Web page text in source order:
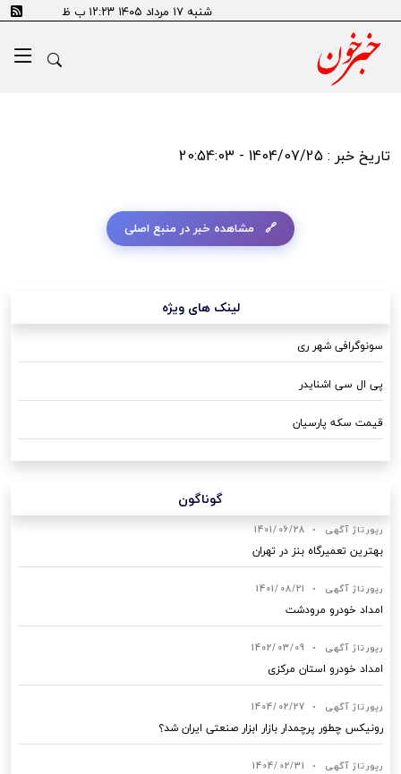
شنبه ۱۷ مرداد ۱۴۰۵ ۱۲:۲۳ ب ظ
تاریخ خبر : 1404/07/25 - 20:54:03
مشاهده خبر در منبع اصلی
لینک های ویژه
سونوگرافی شهر ری
پی ال سی اشنایدر
قیمت سکه پارسیان
گوناگون
رپورتاژ آگهی •
1401/06/28
بهترین تعمیرگاه بنز در تهران
رپورتاژ آگهی •
1401/08/21
امداد خودرو مرودشت
رپورتاژ آگهی •
1402/03/09
امداد خودرو استان مرکزی
رپورتاژ آگهی •
1404/02/27
رونیکس چطور پرچمدار بازار ابزار صنعتی ایران شد؟
رپورتاژ آگهی •
1404/02/31